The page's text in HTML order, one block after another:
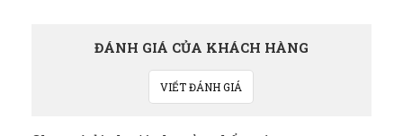
ĐÁNH GIÁ CỦA KHÁCH HÀNG
VIẾT ĐÁNH GIÁ